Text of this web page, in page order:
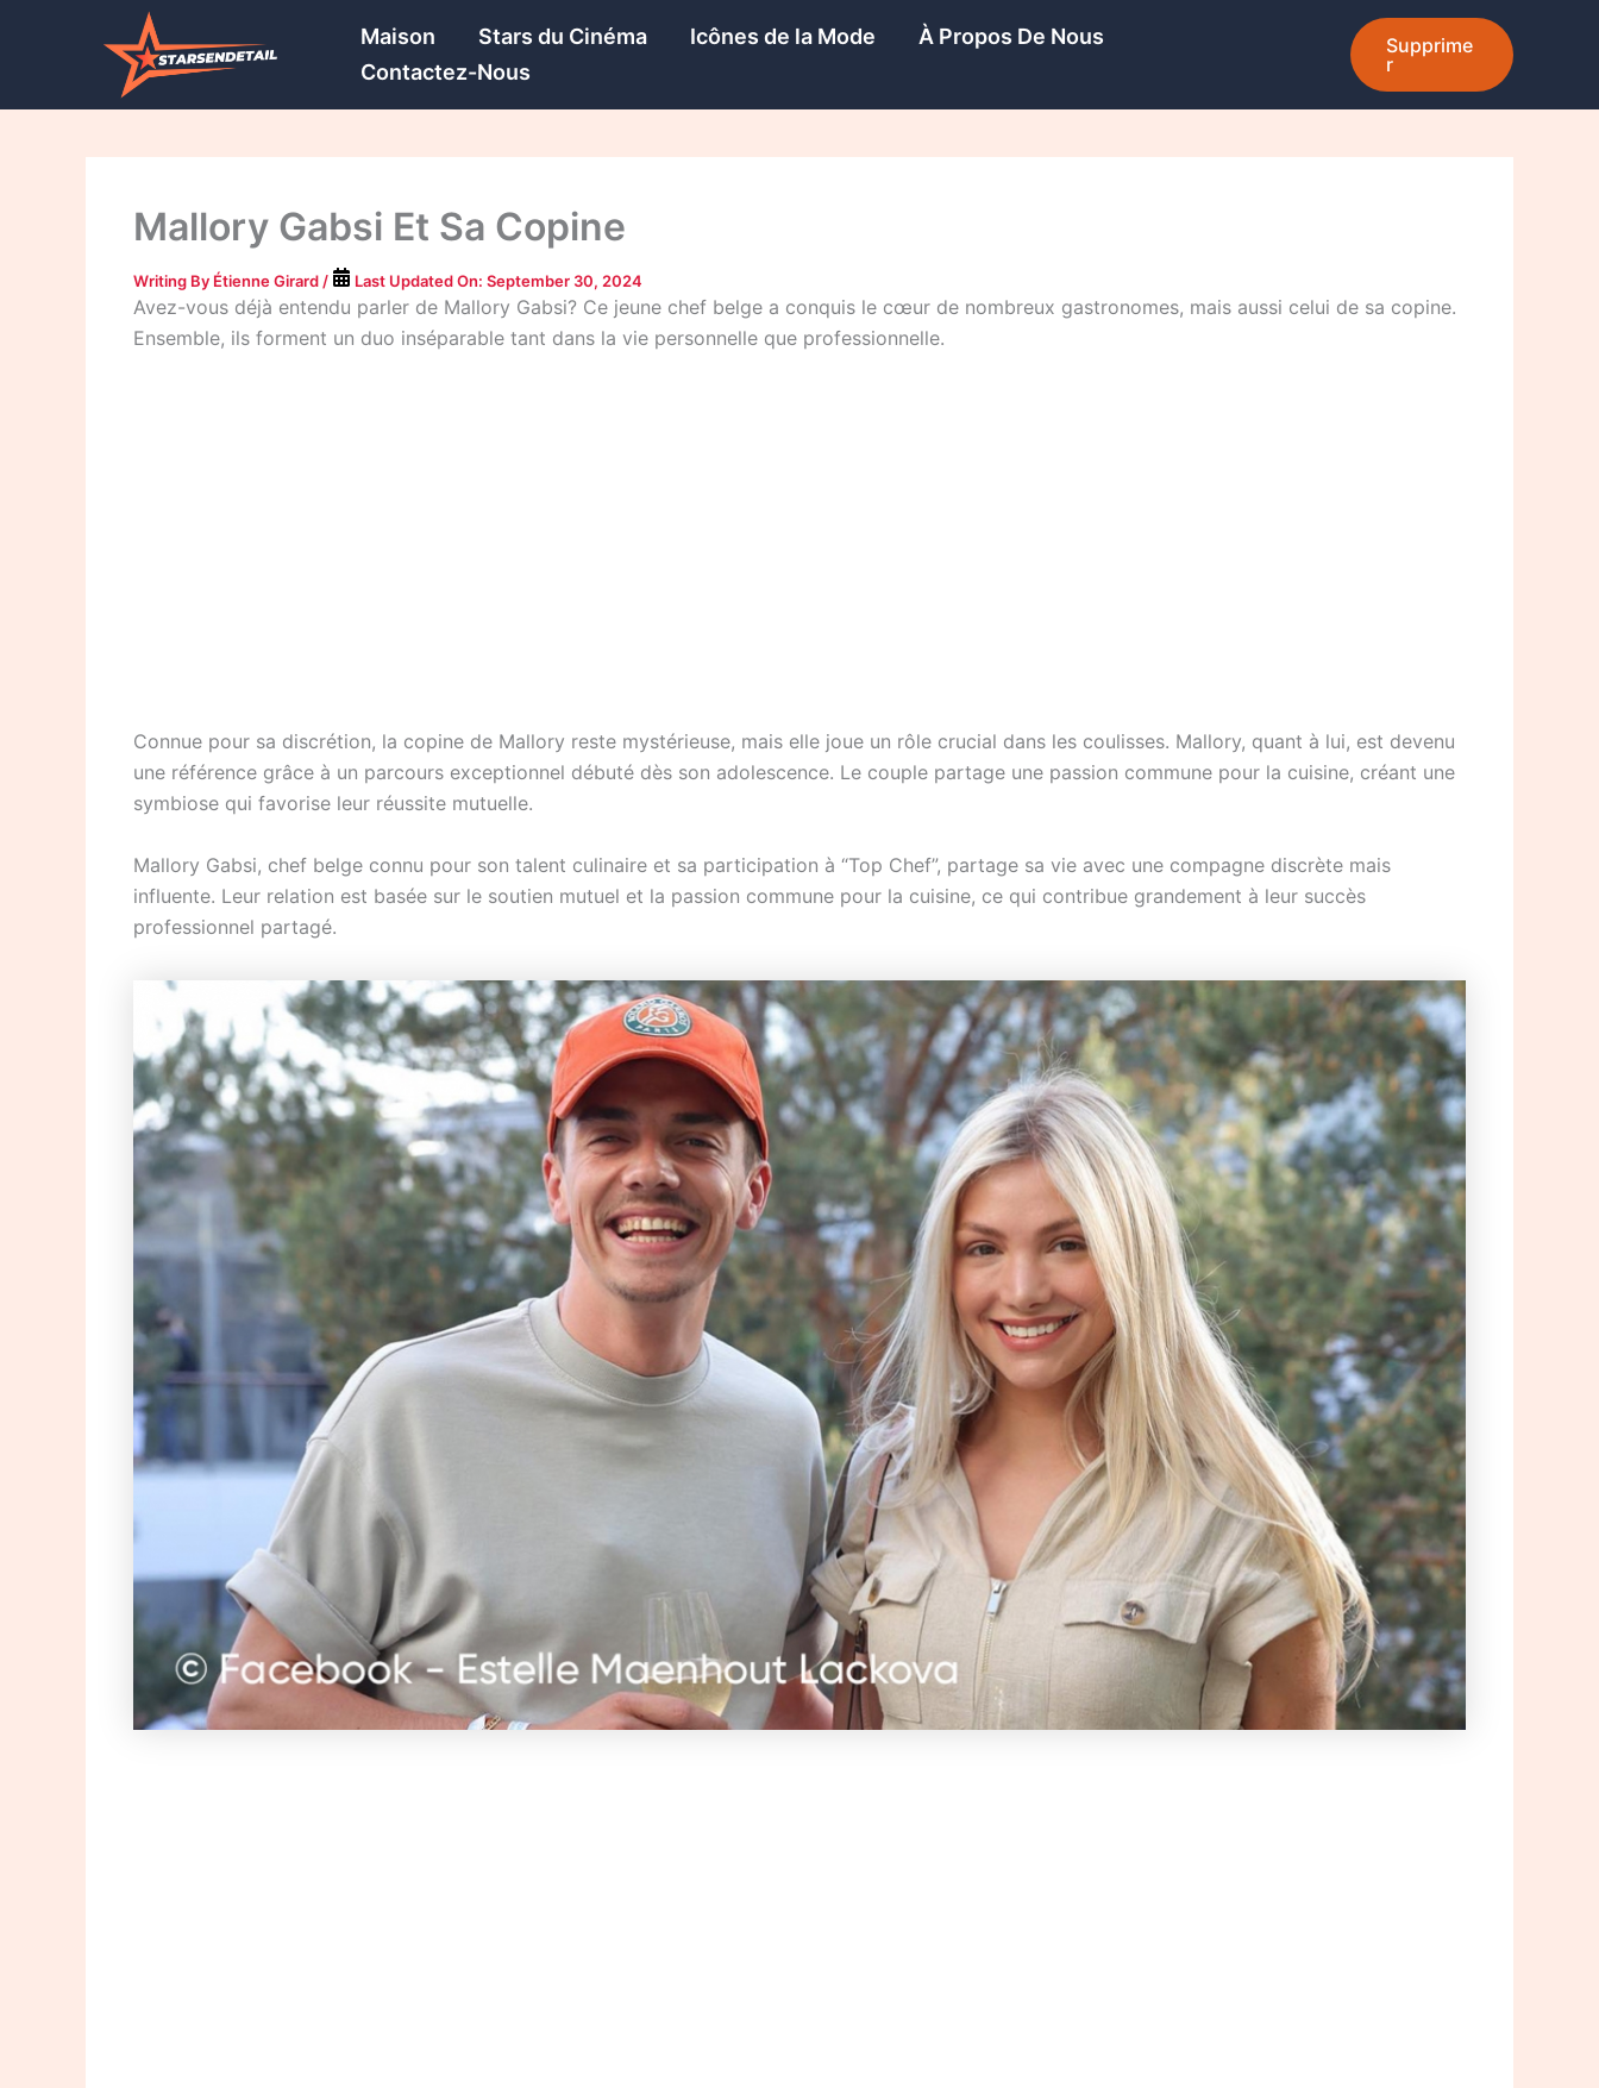
Maison Stars du Cinéma Icônes de la Mode
À Propos De Nous
Contactez-Nous
Supprime
r
Mallory Gabsi Et Sa Copine
Writing By Étienne Girard / Last Updated On: September 30, 2024
Avez-vous déjà entendu parler de Mallory Gabsi? Ce jeune chef belge a conquis le cœur de nombreux gastronomes, mais aussi celui de sa copine.
Ensemble, ils forment un duo inséparable tant dans la vie personnelle que professionnelle.
Connue pour sa discrétion, la copine de Mallory reste mystérieuse, mais elle joue un rôle crucial dans les coulisses. Mallory, quant à lui, est devenu
une référence grâce à un parcours exceptionnel débuté dès son adolescence. Le couple partage une passion commune pour la cuisine, créant une
symbiose qui favorise leur réussite mutuelle.
Mallory Gabsi, chef belge connu pour son talent culinaire et sa participation à “Top Chef”, partage sa vie avec une compagne discrète mais
influente. Leur relation est basée sur le soutien mutuel et la passion commune pour la cuisine, ce qui contribue grandement à leur succès
professionnel partagé.